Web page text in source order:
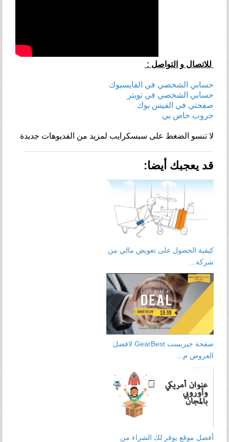
: للاتصال و التواصل
حسابي الشخصي في الفايسبوك
حسابي الشخصي في تويتر
صفحتي في الفيس بوك
جروب خاص بي
لا تنسو الضغط على سبسكرايب لمزيد من الفديوهات جديدة
قد يعجبك أيضا:
كيفية الحصول على تعويض مالي من
شركة...
صفحة جيربست GearBest لافضل
العروض م...
أفضل موقع يوفر لك الشراء من